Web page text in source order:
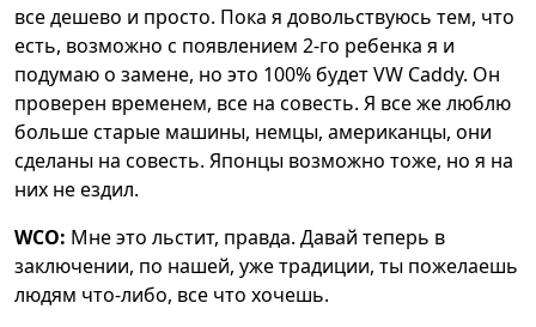
все дешево и просто. Пока я довольствуюсь тем, что
есть, возможно с появлением 2-го ребенка я и
подумаю о замене, но это 100% будет VW Caddy. Он
проверен временем, все на совесть. Я все же люблю
больше старые машины, немцы, американцы, они
сделаны на совесть. Японцы возможно тоже, но я на
них не ездил.
WCO: Мне это льстит, правда. Давай теперь в
заключении, по нашей, уже традиции, ты пожелаешь
людям что-либо, все что хочешь.